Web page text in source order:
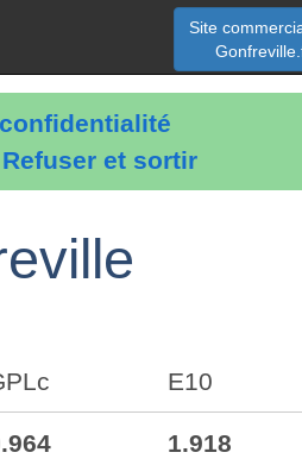
Refuser et sortir
Site
E10
1.918